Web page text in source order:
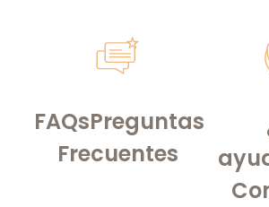
FAQsPreguntas
Frecuentes